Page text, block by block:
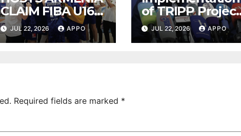
CLAIM FIBA U16
EUROBASKET
2026, DIVISION C
JUL 22, 2026 APPO
of TRIPP Project
Directly Serves
Iran’s Interests,
JUL 22, 2026 APPO
Required fields are marked *